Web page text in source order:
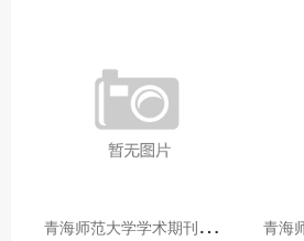
青
海师范大学学术期刊两个专栏入选2025年青海省期刊重点专栏